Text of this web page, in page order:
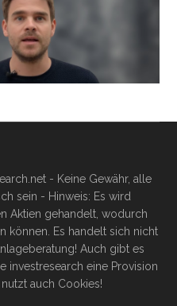
- Keine Gewähr, alle
sein - Hinweis: Es wird
Aktien gehandelt, wodurch
können. Es handelt sich nicht
Auch gibt es
investresearch eine Provision
auch Cookies!